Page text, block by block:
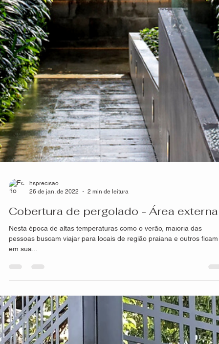
hsprecisao
26 de jan. de 2022
2 min de leitura
Cobertura de pergolado - Área externa
Nesta época de altas temperaturas como o verão, maioria das
pessoas buscam viajar para locais de região praiana e outros ficam
em sua...